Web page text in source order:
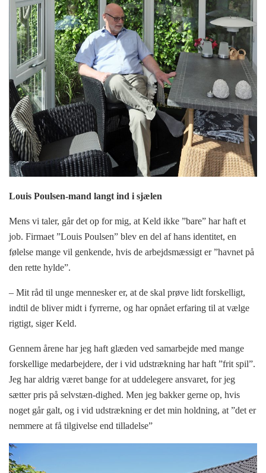
Louis Poulsen-mand langt ind i sjælen
Mens vi taler, går det op for mig, at Keld ikke ”bare” har haft et
job. Firmaet ”Louis Poulsen” blev en del af hans identitet, en
følelse mange vil genkende, hvis de arbejdsmæssigt er ”havnet på
den rette hylde”.
– Mit råd til unge mennesker er, at de skal prøve lidt forskelligt,
indtil de bliver midt i fyrrerne, og har opnået erfaring til at vælge
rigtigt, siger Keld.
Gennem årene har jeg haft glæden ved samarbejde med mange
forskellige medarbejdere, der i vid udstrækning har haft ”frit spil”.
Jeg har aldrig været bange for at uddelegere ansvaret, for jeg
sætter pris på selvstæn-dighed. Men jeg bakker gerne op, hvis
noget går galt, og i vid udstrækning er det min holdning, at ”det er
nemmere at få tilgivelse end tilladelse”